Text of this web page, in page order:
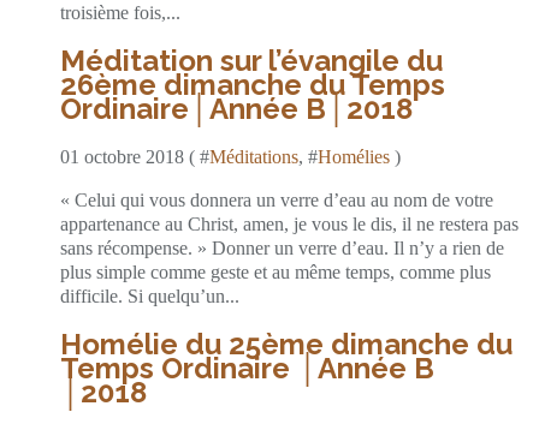
troisième fois,...
Méditation sur l’évangile du
26ème dimanche du Temps
Ordinaire│Année B│2018
01 octobre 2018 ( #Méditations, #Homélies )
« Celui qui vous donnera un verre d’eau au nom de votre
appartenance au Christ, amen, je vous le dis, il ne restera pas
sans récompense. » Donner un verre d’eau. Il n’y a rien de
plus simple comme geste et au même temps, comme plus
difficile. Si quelqu’un...
Homélie du 25ème dimanche du
Temps Ordinaire │Année B
│2018